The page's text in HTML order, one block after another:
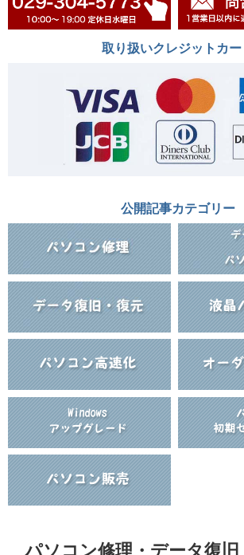
取り扱いクレジットカー
公開記事カテゴリー
パソコン修理・データ復